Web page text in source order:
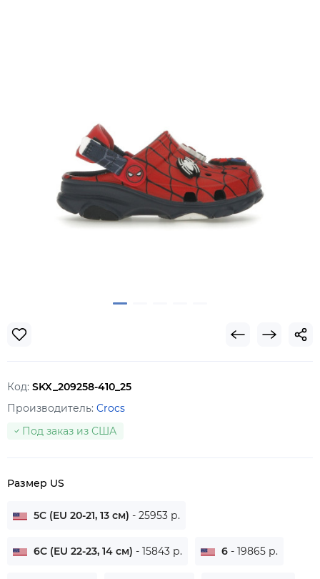
Код: SKX_209258-410_25
Производитель: Crocs
Под заказ из США
Размер US
5C (EU 20-21, 13 см) - 25953 р.
6C (EU 22-23, 14 см) - 15843 р. 6 - 19865 р.